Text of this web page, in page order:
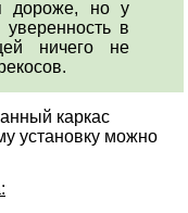
дороже, но у
уверенность в
ничего не
каркас
установку можно